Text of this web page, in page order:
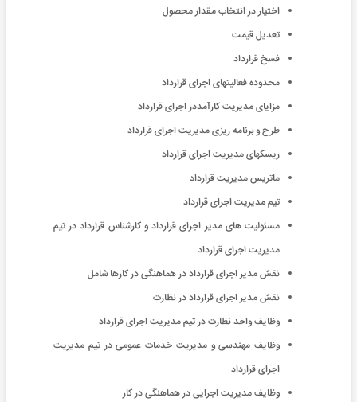
اختیار در انتخاب مقدار محصول
تعدیل قیمت
فسخ قرارداد
محدوده فعالیتهای اجرای قرارداد
مزایای مدیریت کارآمددر اجرای قرارداد
طرح و برنامه ریزی مدیریت اجرای قرارداد
ریسکهای مدیریت اجرای قرارداد
ماتریس مدیریت قرارداد
تیم مدیریت اجرای قرارداد
مسئولیت های مدیر اجرای قرارداد و کارشناس قرارداد در تیم
مدیریت اجرای قرارداد
نقش مدیر اجرای قرارداد در هماهنگی در کارها شامل
نقش مدیر اجرای قرارداد در نظارت
وظایف واحد نظارت در تیم مدیریت اجرای قرارداد
وظایف مهندسی و مدیریت خدمات عمومی در تیم مدیریت
اجرای قرارداد
وظایف مدیریت اجرایی در هماهنگی در کار